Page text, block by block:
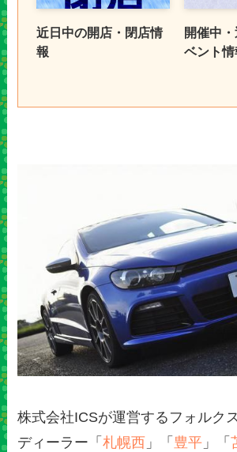
近日中の開店・閉店情
報
開催中
ベント情
株式会社ICSが運営するフォルク
ディーラー「札幌西 」「 豊平 」「